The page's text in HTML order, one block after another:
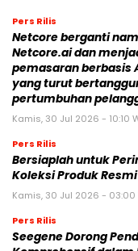
Pers Rilis
Netcore berganti
Netcore.ai dan
pemasaran berbasis
yang turut
pertumbuhan
Kamis, 30 Jul 2026 - 10:10
Pers Rilis
Bersiaplah untuk
Koleksi Produk
Kamis, 30 Jul 2026 - 03:00
Pers Rilis
Seegene Dorong